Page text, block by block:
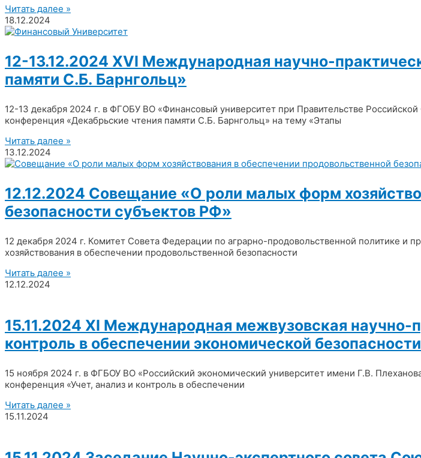
Читать далее »
18.12.2024
12-13.12.2024 XVI Международная научно-
памяти С.Б. Барнгольц»
12-13 декабря 2024 г. в ФГОБУ ВО «Финансовый университет при Правительстве
конференция «Декабрьские чтения памяти С.Б. Барнгольц» на тему «Этапы
Читать далее »
13.12.2024
12.12.2024 Совещание «О роли малых форм
безопасности субъектов РФ»
12 декабря 2024 г. Комитет Совета Федерации по аграрно-продовольственной политике
хозяйствования в обеспечении продовольственной безопасности
Читать далее »
12.12.2024
15.11.2024 XI Международная межвузовская научно-
контроль в обеспечении экономической
15 ноября 2024 г. в ФГБОУ ВО «Российский экономический университет имени Г.В.
конференция «Учет, анализ и контроль в обеспечении
Читать далее »
15.11.2024